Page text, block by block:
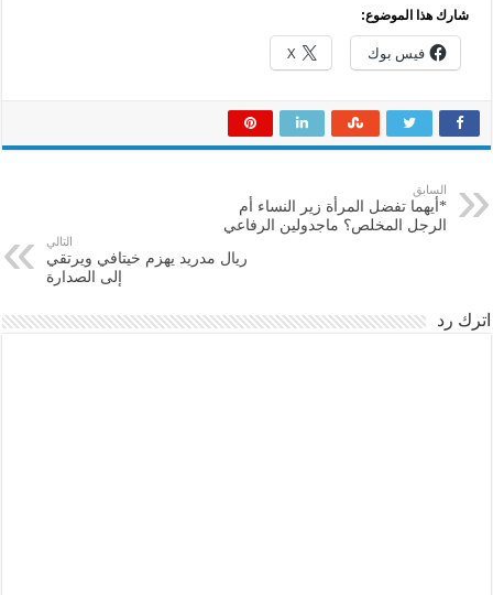
شارك هذا الموضوع:
فيس بوك X
السابق
*أيهما تفضل المرأة زير النساء أم
الرجل المخلص؟ ماجدولين الرفاعي
التالي
ريال مدريد يهزم خيتافي ويرتقي
إلى الصدارة
اترك رد